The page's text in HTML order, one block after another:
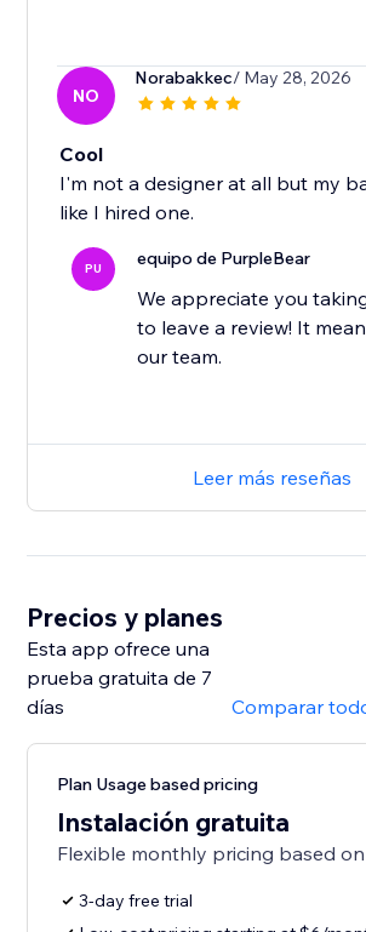
NO
Norabakkec/ May 28, 2026
Cool
I'm not a designer at all but my
like I hired one.
PU equipo de PurpleBear
We appreciate you
to leave a review! It
our team.
Leer más reseñas
Precios y planes
Esta app ofrece una
prueba gratuita de 7
días
Comparar
Plan Usage based pricing
Instalación gratuita
Flexible monthly pricing based
3-day free trial